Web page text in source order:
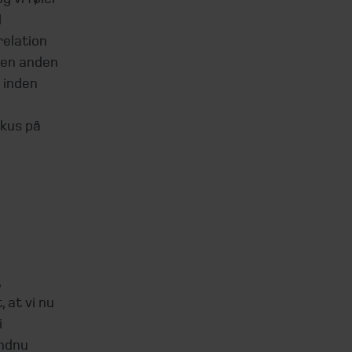
anden
på
at vi nu